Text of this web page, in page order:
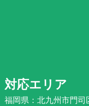
対応エリア
福岡県：北九州市門司